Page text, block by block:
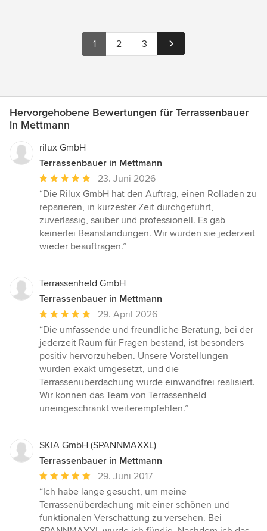
1 2 3
Hervorgehobene Bewertungen für Terrassenbauer
in Mettmann
rilux GmbH
Terrassenbauer in Mettmann
Durchschnittliche
Bewertung:
5
von
5
Sternen
23. Juni 2026
“Die Rilux GmbH hat den Auftrag, einen Rolladen zu
reparieren, in kürzester Zeit durchgeführt,
zuverlässig, sauber und professionell. Es gab
keinerlei Beanstandungen. Wir würden sie jederzeit
wieder beauftragen.”
Terrassenheld GmbH
Terrassenbauer in Mettmann
Durchschnittliche
Bewertung:
5
von
5
Sternen
29. April 2026
“Die umfassende und freundliche Beratung, bei der
jederzeit Raum für Fragen bestand, ist besonders
positiv hervorzuheben. Unsere Vorstellungen
wurden exakt umgesetzt, und die
Terrassenüberdachung wurde einwandfrei realisiert.
Wir können das Team von Terrassenheld
uneingeschränkt weiterempfehlen.”
SKIA GmbH (SPANNMAXXL)
Terrassenbauer in Mettmann
Durchschnittliche
Bewertung:
5
von
5
29. Juni 2017
“Ich habe lange gesucht, um meine
Terrassenüberdachung mit einer schönen und
funktionalen Verschattung zu versehen. Bei